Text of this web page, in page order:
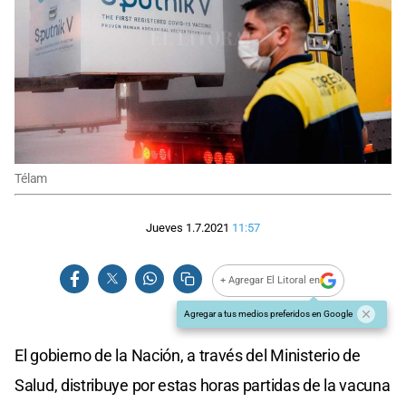
Télam
Jueves 1.7.2021 11:57
+ Agregar El Litoral en
Agregar a tus medios preferidos en Google
El gobierno de la Nación, a través del Ministerio de
Salud, distribuye por estas horas partidas de la vacuna